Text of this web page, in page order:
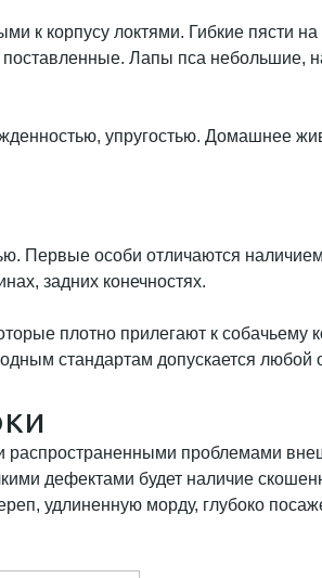
к корпусу локтями. Гибкие пясти
поставленные. Лапы пса
упругостью. Домашнее
Первые особи отличаются
задних конечностях.
плотно прилегают к собачьему
стандартам допускается любой
проблемами
дефектами будет наличие
удлиненную морду, глубоко